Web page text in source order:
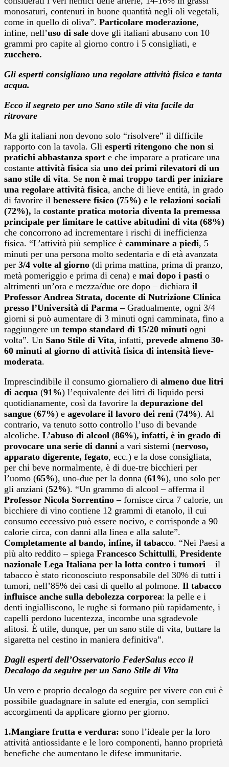
monosaturi, contenuti in buone quantità negli oli vegetali,
come in quello di oliva”. Particolare moderazione,
infine, nell’uso di sale dove gli italiani abusano con 10
grammi pro capite al giorno contro i 5 consigliati, e
zucchero.
Gli esperti consigliano una regolare attività fisica e tanta
acqua.
Ecco il segreto per uno Sano stile di vita facile da
ritrovare
Ma gli italiani non devono solo “risolvere” il difficile
rapporto con la tavola. Gli esperti ritengono che non si
pratichi abbastanza sport e che imparare a praticare una
costante attività fisica sia uno dei primi rilevatori di un
sano stile di vita. Se non è mai troppo tardi per iniziare
una regolare attività fisica, anche di lieve entità, in grado
di favorire il benessere fisico (75%) e le relazioni sociali
(72%), la costante pratica motoria diventa la premessa
principale per limitare le cattive abitudini di vita (68%)
che concorrono ad incrementare i rischi di inefficienza
fisica. “L’attività più semplice è camminare a piedi, 5
minuti per una persona molto sedentaria e di età avanzata
per 3/4 volte al giorno (di prima mattina, prima di pranzo,
metà pomeriggio e prima di cena) e mai dopo i pasti o
altrimenti un’ora e mezza/due ore dopo – dichiara il
Professor Andrea Strata, docente di Nutrizione Clinica
presso l’Università di Parma– Gradualmente, ogni 3/4
giorni si può aumentare di 3 minuti ogni camminata, fino a
raggiungere un tempo standard di 15/20 minuti ogni
volta”. Un Sano Stile di Vita, infatti, prevede almeno 30-
60 minuti al giorno di attività fisica di intensità lieve-
moderata.
Imprescindibile il consumo giornaliero di almeno due litri
di acqua (91%) l’equivalente dei litri di liquido persi
quotidianamente, così da favorire la depurazione del
sangue (67%) e agevolare il lavoro dei reni (74%). Al
contrario, va tenuto sotto controllo l’uso di bevande
alcoliche. L’abuso di alcool (86%), infatti, è in grado di
provocare una serie di danni a vari sistemi (nervoso,
apparato digerente, fegato, ecc.) e la dose consigliata,
per chi beve normalmente, è di due-tre bicchieri per
l’uomo (65%), uno-due per la donna (61%), uno solo per
gli anziani (52%). “Un grammo di alcool – afferma il
Professor Nicola Sorrentino – fornisce circa 7 calorie, un
bicchiere di vino contiene 12 grammi di etanolo, il cui
consumo eccessivo può essere nocivo, e corrisponde a 90
calorie circa, con danni alla linea e alla salute”.
Completamente al bando, infine, il tabacco. “Nei Paesi a
più alto reddito – spiega Francesco Schittulli, Presidente
nazionale Lega Italiana per la lotta contro i tumori – il
tabacco è stato riconosciuto responsabile del 30% di tutti i
tumori, nell’85% dei casi di quello al polmone. Il tabacco
influisce anche sulla debolezza corporea: la pelle e i
denti ingialliscono, le rughe si formano più rapidamente, i
capelli perdono lucentezza, incombe una sgradevole
alitosi. È utile, dunque, per un sano stile di vita, buttare la
sigaretta nel cestino in maniera definitiva”.
Dagli esperti dell’Osservatorio FederSalus ecco il
Decalogo da seguire per un Sano Stile di Vita
Un vero e proprio decalogo da seguire per vivere con cui è
possibile guadagnare in salute ed energia, con semplici
accorgimenti da applicare giorno per giorno.
1.Mangiare frutta e verdura: sono l’ideale per la loro
attività antiossidante e le loro componenti, hanno proprietà
benefiche che aumentano le difese immunitarie.